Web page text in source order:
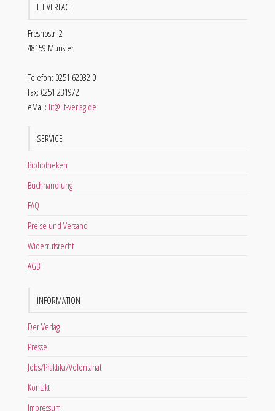
LIT VERLAG
Fresnostr. 2
48159 Münster
Telefon: 0251 62032 0
Fax: 0251 231972
eMail: lit@lit-verlag.de
SERVICE
Bibliotheken
Buchhandlung
FAQ
Preise und Versand
Widerrufsrecht
AGB
INFORMATION
Der Verlag
Presse
Jobs/Praktika/Volontariat
Kontakt
Impressum